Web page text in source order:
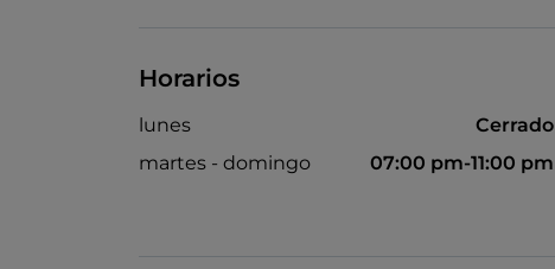
Horarios
lunes
Cerrado
martes - domingo
07:00 pm-11:00 pm